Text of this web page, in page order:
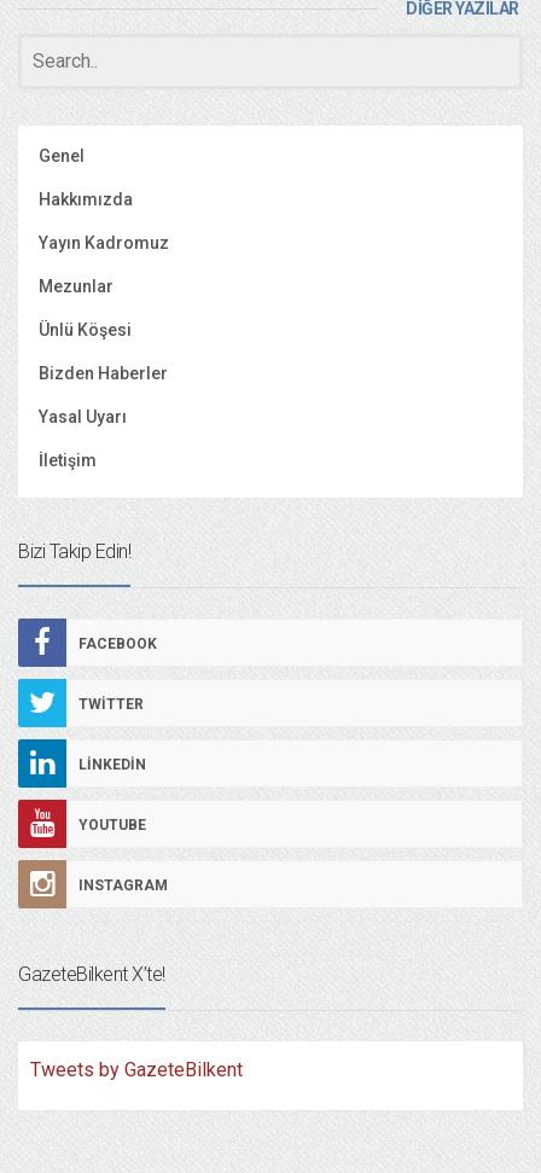
DİĞER YAZILAR
Genel
Hakkımızda
Yayın Kadromuz
Mezunlar
Ünlü Köşesi
Bizden Haberler
Yasal Uyarı
İletişim
Bizi Takip Edin!
FACEBOOK
TWITTER
LINKEDIN
YOUTUBE
INSTAGRAM
GazeteBilkent X’te!
Tweets by GazeteBilkent